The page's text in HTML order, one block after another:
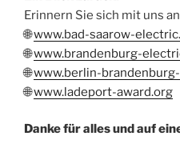
Erinnern Sie sich mit uns
🌐www.bad-saarow-
🌐www.brandenburg-
🌐www.berlin-
🌐www.ladeport-award.org
Danke für alles und auf